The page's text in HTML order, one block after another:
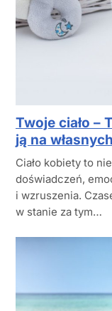
Twoje ciało –
ją na
Ciało kobiety to
doświadczeń,
i wzruszenia.
w stanie za tym…